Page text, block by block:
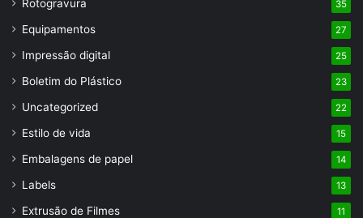
Rotogravura 35
Equipamentos 27
Impressão digital 25
Boletim do Plástico 23
Uncategorized 22
Estilo de vida 15
Embalagens de papel 14
Labels 13
Extrusão de Filmes 11